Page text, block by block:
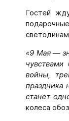
Гостей
«9 Мая —
войны,
праздника
станет
колеса